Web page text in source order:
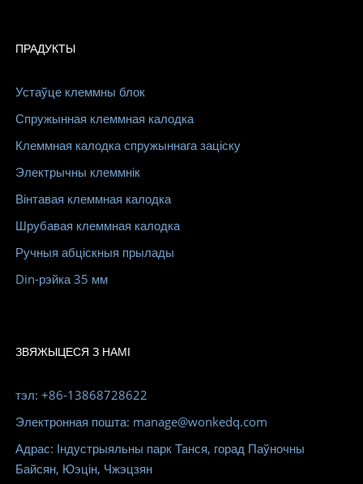
ПРАДУКТЫ
Устаўце клеммны блок
Спружынная клеммная калодка
Клеммная калодка спружыннага заціску
Электрычны клеммнік
Вінтавая клеммная калодка
Шрубавая клеммная калодка
Ручныя абціскныя прылады
Din-рэйка 35 мм
ЗВЯЖЫЦЕСЯ З НАМІ
тэл: +86-13868728622
Электронная пошта: manage@wonkedq.com
Адрас: Індустрыяльны парк Танся, горад Паўночны
Байсян, Юэцін, Чжэцзян